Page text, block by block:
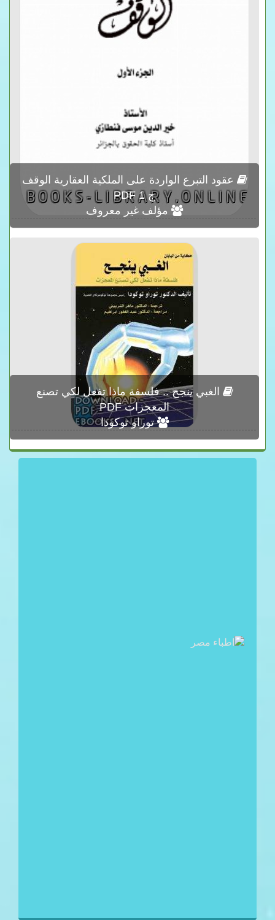
عقود التبرع الواردة على الملكية العقارية الوقف
ج 1 PDF
مؤلف غير معروف
الغبي ينجح .. فلسفة ماذا تفعل لكي تصنع
المعجزات PDF
توراو توكودا